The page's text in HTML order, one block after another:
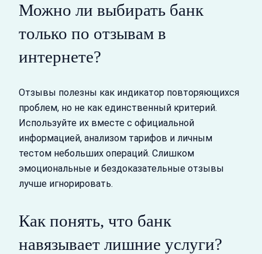
Можно ли выбирать банк
только по отзывам в
интернете?
Отзывы полезны как индикатор повторяющихся
проблем, но не как единственный критерий.
Используйте их вместе с официальной
информацией, анализом тарифов и личным
тестом небольших операций. Слишком
эмоциональные и бездоказательные отзывы
лучше игнорировать.
Как понять, что банк
навязывает лишние услуги?